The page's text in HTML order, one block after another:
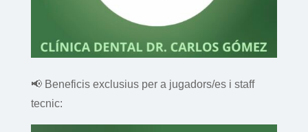
📢 Beneficis exclusius per a jugadors/es i staff
tecnic: